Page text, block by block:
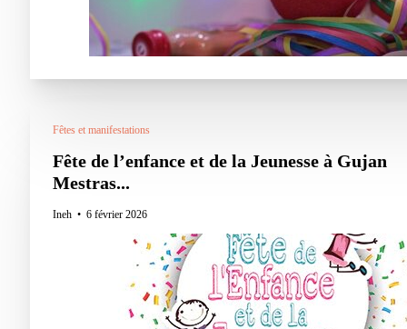
Fêtes et manifestations
Fête de l’enfance et de la Jeunesse à Gujan
Mestras...
Ineh 6 février 2026